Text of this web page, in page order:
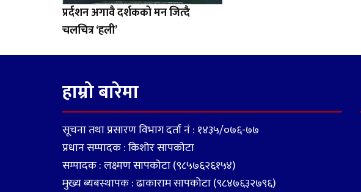
प्रर्दशन अगावै दर्शकको मन जित्दै
चलचित्र ‘हली’
हाम्रो बारेमा
सूचना तथा प्रसारण विभाग दर्ता नं : १४३५/०७६-७७
प्रधान सम्पादक : किशोर सापकोटा
सम्पादक : लक्ष्मण सापकोटा (९८५७६२६१५४)
मुख्य ब्यबस्थापक : ढाकाराम सापकोटा (९८४७६३२७९६)